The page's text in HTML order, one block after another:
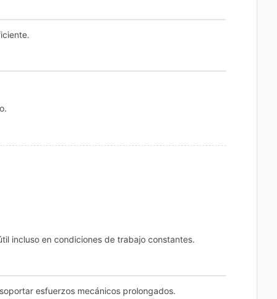
incluso en condiciones de trabajo constantes.
esfuerzos mecánicos prolongados.